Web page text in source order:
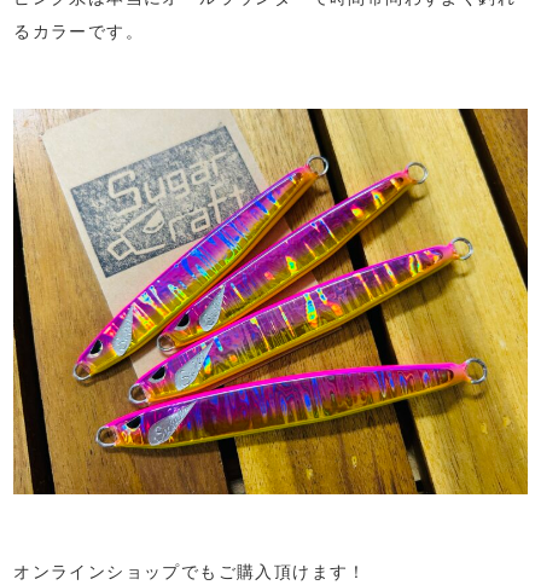
るカラーです。
オンラインショップでもご購入頂けます！